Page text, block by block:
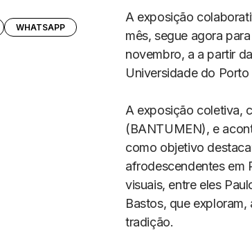
WHATSAPP
A exposição
mês, segue agora
novembro, a a partir
Universidade do Porto
A exposição coletiva,
(BANTUMEN), e
como objetivo
afrodescendentes em
visuais, entre eles
Bastos, que
tradição.